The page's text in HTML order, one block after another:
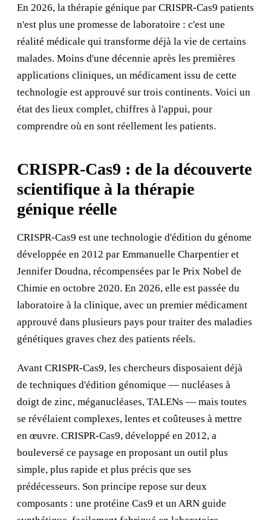
En 2026, la thérapie génique par CRISPR-Cas9 patients
n'est plus une promesse de laboratoire : c'est une
réalité médicale qui transforme déjà la vie de certains
malades. Moins d'une décennie après les premières
applications cliniques, un médicament issu de cette
technologie est approuvé sur trois continents. Voici un
état des lieux complet, chiffres à l'appui, pour
comprendre où en sont réellement les patients.
CRISPR-Cas9 : de la découverte
scientifique à la thérapie
génique réelle
CRISPR-Cas9 est une technologie d'édition du génome
développée en 2012 par Emmanuelle Charpentier et
Jennifer Doudna, récompensées par le Prix Nobel de
Chimie en octobre 2020. En 2026, elle est passée du
laboratoire à la clinique, avec un premier médicament
approuvé dans plusieurs pays pour traiter des maladies
génétiques graves chez des patients réels.
Avant CRISPR-Cas9, les chercheurs disposaient déjà
de techniques d'édition génomique — nucléases à
doigt de zinc, méganucléases, TALENs — mais toutes
se révélaient complexes, lentes et coûteuses à mettre
en œuvre. CRISPR-Cas9, développé en 2012, a
bouleversé ce paysage en proposant un outil plus
simple, plus rapide et plus précis que ses
prédécesseurs. Son principe repose sur deux
composants : une protéine Cas9 et un ARN guide